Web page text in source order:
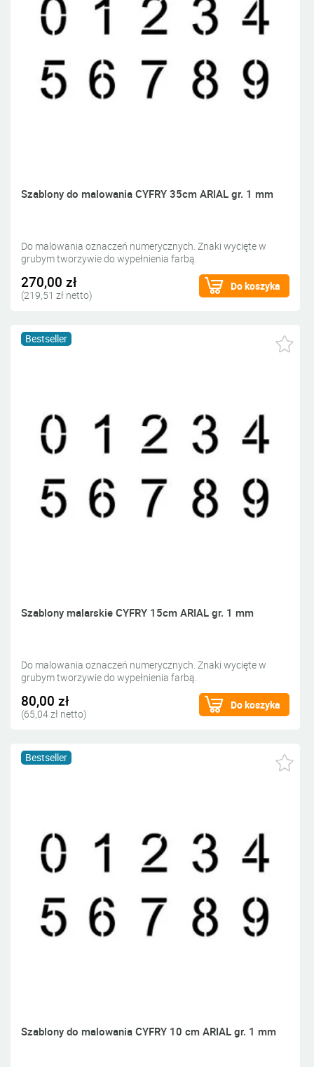
Szablony do malowania CYFRY 35cm ARIAL gr. 1 mm
Do malowania oznaczeń numerycznych. Znaki wycięte w
grubym tworzywie do wypełnienia farbą.
270,00 zł
(219,51 zł netto)
Do koszyka
Bestseller
Szablony malarskie CYFRY 15cm ARIAL gr. 1 mm
Do malowania oznaczeń numerycznych. Znaki wycięte w
grubym tworzywie do wypełnienia farbą.
80,00 zł
(65,04 zł netto)
Do koszyka
Bestseller
Szablony do malowania CYFRY 10 cm ARIAL gr. 1 mm